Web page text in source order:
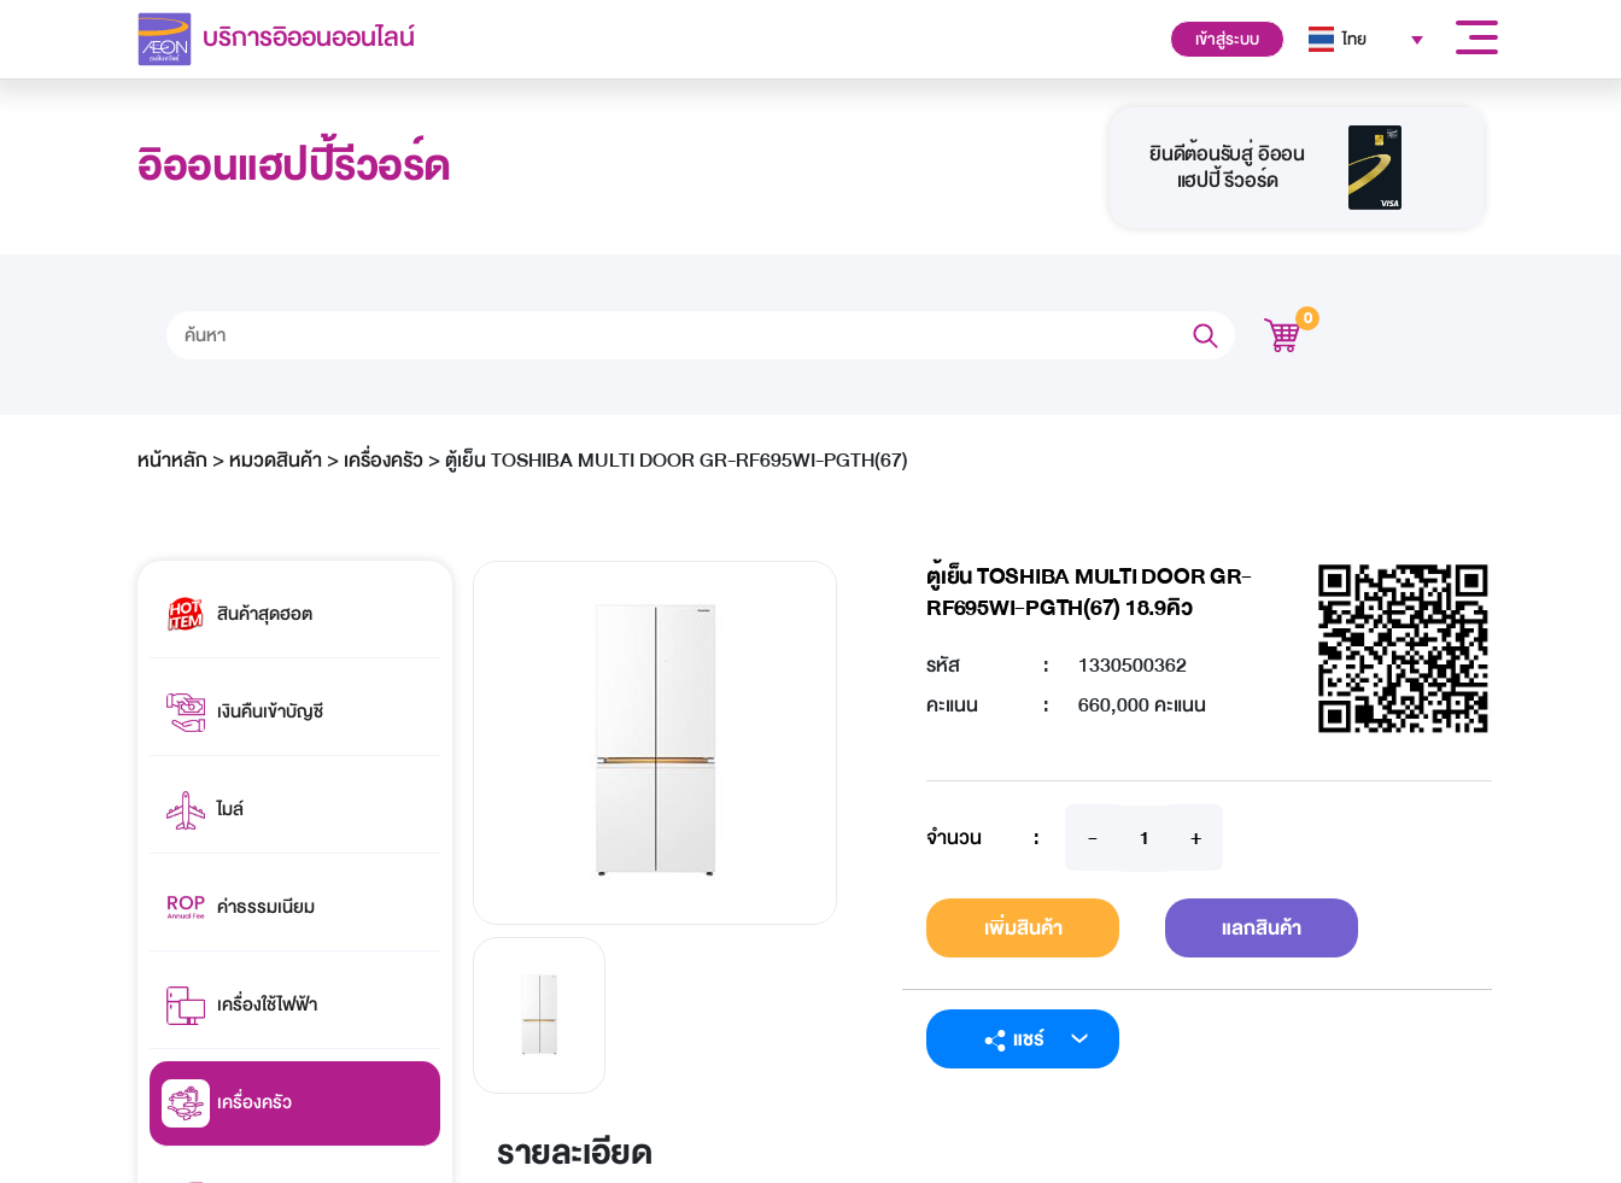
บริการอิออนออนไลน์ เข้าสู่ระบบ ไทย
อิออนแฮปปี้รีวอร์ด ยินดีต้อนรับสู่ อิออน
แฮปปี้ รีวอร์ด
0
หน้าหลัก >หมวดสินค้า>เครื่องครัว>ตู้เย็น TOSHIBA MULTI DOOR GR-RF695WI-PGTH(67)
สินค้าสุดฮอต
เงินคืนเข้าบัญชี
ไมล์
ค่าธรรมเนียม
เครื่องใช้ไฟฟ้า
เครื่องครัว
ตู้เย็น TOSHIBA MULTI DOOR GR-
RF695WI-PGTH(67) 18.9คิว
รหัส :
1330500362
คะแนน
: 660,000 คะแนน
จำนวน :
เพิ่มสินค้า แลกสินค้า
แชร์
รายละเอียด